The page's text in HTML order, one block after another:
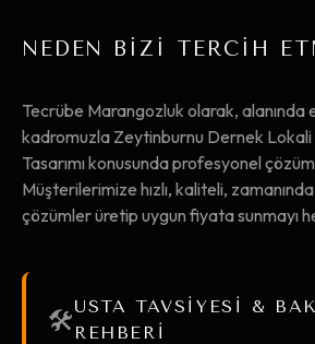
NEDEN BİZİ TERCİH
Tecrübe Marangozluk olarak, alanında
kadromuzla Zeytinburnu Dernek Lokali
Tasarımı konusunda profesyonel
Müşterilerimize hızlı, kaliteli,
çözümler üretip uygun fiyata sunmayı
🛠️USTA TAVSİYESİ &
REHBERİ